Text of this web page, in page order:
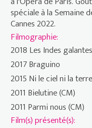
spéciale à la Semaine
Cannes 2022.
Filmographie:
2018 Les Indes
2017 Braguino
2015 Ni le ciel ni la terre
2011 Bielutine (CM)
2011 Parmi nous (CM)
Film(s) présenté(s):